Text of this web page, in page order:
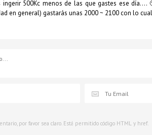
ingerir 500Kc menos de las que gastes ese
en general) gastarás unas 2000 ~ 2100 con lo
por favor sea claro. Está permitido código HTML y href.